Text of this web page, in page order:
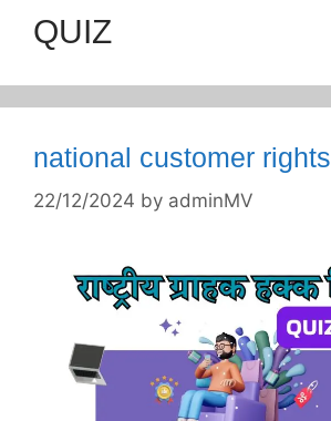
QUIZ
national customer
22/12/2024 by adminMV